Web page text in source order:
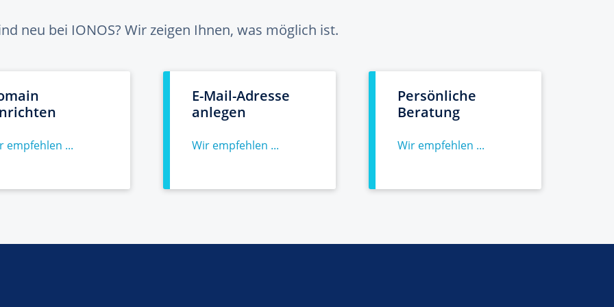
neu bei IONOS? Wir zeigen Ihnen, was möglich ist.
empfehlen ...
E-Mail-Adresse
anlegen
Wir empfehlen ...
Persönliche
Beratung
Wir empfehlen ...